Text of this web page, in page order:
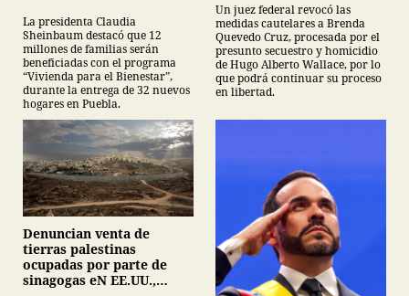
La presidenta Claudia
Sheinbaum destacó que 12
millones de familias serán
beneficiadas con el programa
“Vivienda para el Bienestar”,
durante la entrega de 32 nuevos
hogares en Puebla.
Un juez federal revocó las
medidas cautelares a Brenda
Quevedo Cruz, procesada por el
presunto secuestro y homicidio
de Hugo Alberto Wallace, por lo
que podrá continuar su proceso
en libertad.
Denuncian venta de
tierras palestinas
ocupadas por parte de
sinagogas eN EE.UU.,